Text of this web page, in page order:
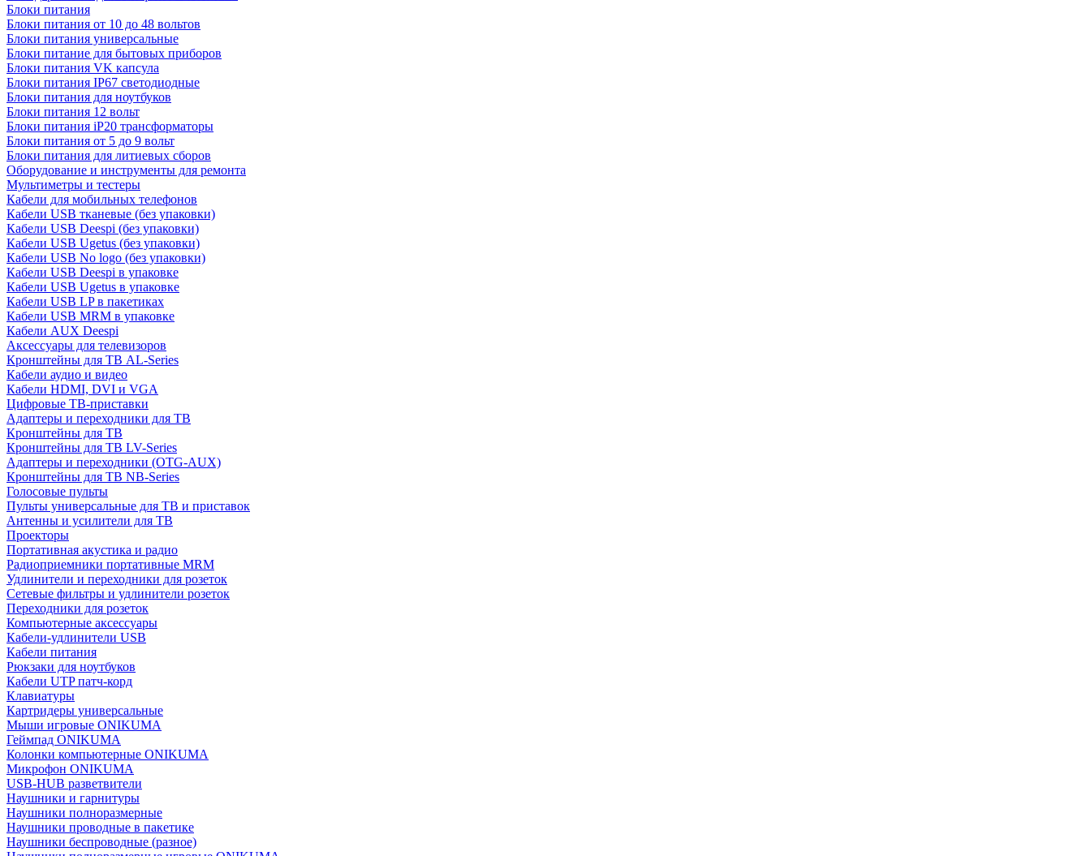
Блоки питания
Блоки питания от 10 до 48 вольтов
Блоки питания универсальные
Блоки питание для бытовых приборов
Блоки питания VK капсула
Блоки питания IP67 светодиодные
Блоки питания для ноутбуков
Блоки питания 12 вольт
Блоки питания iP20 трансформаторы
Блоки питания от 5 до 9 вольт
Блоки питания для литиевых сборов
Оборудование и инструменты для ремонта
Мультиметры и тестеры
Кабели для мобильных телефонов
Кабели USB тканевые (без упаковки)
Кабели USB Deespi (без упаковки)
Кабели USB Ugetus (без упаковки)
Кабели USB No logo (без упаковки)
Кабели USB Deespi в упаковке
Кабели USB Ugetus в упаковке
Кабели USB LP в пакетиках
Кабели USB MRM в упаковке
Кабели AUX Deespi
Аксессуары для телевизоров
Кронштейны для ТВ AL-Series
Кабели аудио и видео
Кабели HDMI, DVI и VGA
Цифровые ТВ-приставки
Адаптеры и переходники для ТВ
Кронштейны для ТВ
Кронштейны для ТВ LV-Series
Адаптеры и переходники (OTG-AUX)
Кронштейны для ТВ NB-Series
Голосовые пульты
Пульты универсальные для ТВ и приставок
Антенны и усилители для ТВ
Проекторы
Портативная акустика и радио
Радиоприемники портативные MRM
Удлинители и переходники для розеток
Сетевые фильтры и удлинители розеток
Переходники для розеток
Компьютерные аксессуары
Кабели-удлинители USB
Кабели питания
Рюкзаки для ноутбуков
Кабели UTP патч-корд
Клавиатуры
Картридеры универсальные
Мыши игровые ONIKUMA
Геймпад ONIKUMA
Колонки компьютерные ONIKUMA
Микрофон ONIKUMA
USB-HUB разветвители
Наушники и гарнитуры
Наушники полноразмерные
Наушники проводные в пакетике
Наушники беспроводные (разное)